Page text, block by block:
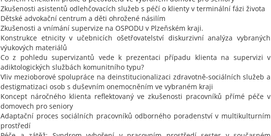
Zkušenosti asistentů odlehčovacích služeb s péčí o klienty v terminální fázi života
Dětské advokační centrum a děti ohrožené násilím
Zkušenosti a vnímání supervize na OSPODU v Plzeňském kraji.
Konstrukce etnicity v učebnicích ošetřovatelství diskurzivní analýza vybraných
výukových materiálů
Co z pohledu supervizantů vede k prezentaci případu klienta na supervizi v
adiktologických službách komunitního typu?
Vliv mezioborové spolupráce na deinstitucionalizaci zdravotně-sociálních služeb a
destigmatizaci osob s duševním onemocněním ve vybraném kraji
Koncept náročného klienta reflektovaný ve zkušenosti pracovníků přímé péče v
domovech pro seniory
Adaptační proces sociálních pracovníků odborného poradenství v multikulturním
prostředí